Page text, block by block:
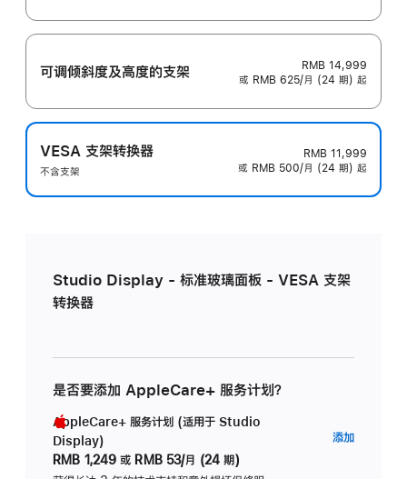
可调倾斜度及高‍度的支‍架
RMB 14,999
或 RMB 625/月 (24 期) 起
VESA 支架转换器
不含支架
RMB 11,999
或 RMB 500/月 (24 期) 起
Studio Display - 标准玻璃面板 - VESA 支架
转换器
是否要添加 AppleCare+ 服务计划？
AppleCare+ 服务计划 (适用于 Studio
Display)
RMB 1,249 或 RMB 53/月 (24 期)
添加